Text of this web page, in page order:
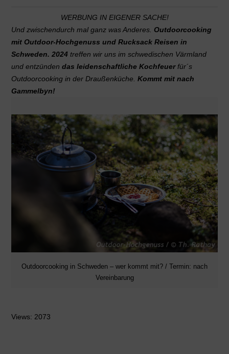
WERBUNG IN EIGENER SACHE!
Und zwischendurch mal ganz was Anderes. Outdoorcooking
mit Outdoor-Hochgenuss und Rucksack Reisen in
Schweden. 2024treffen wir uns im schwedischen Värmland
und entzünden das leidenschaftliche Kochfeuerfür´s
Outdoorcooking in der Draußenküche. Kommt mit nach
Gammelbyn!
Outdoorcooking in Schweden – wer kommt mit? / Termin: nach
Vereinbarung
Views: 2073